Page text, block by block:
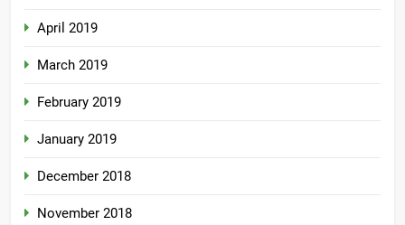
April 2019
March 2019
February 2019
January 2019
December 2018
November 2018